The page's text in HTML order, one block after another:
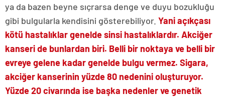
ya da bazen beyne sıçrarsa denge ve duyu bozukluğu
gibi bulgularla kendisini gösterebiliyor. Yani açıkçası
kötü hastalıklar genelde sinsi hastalıklardır. Akciğer
kanseri de bunlardan biri. Belli bir noktaya ve belli bir
evreye gelene kadar genelde bulgu vermez. Sigara,
akciğer kanserinin yüzde 80 nedenini oluşturuyor.
Yüzde 20 civarında ise başka nedenler ve genetik